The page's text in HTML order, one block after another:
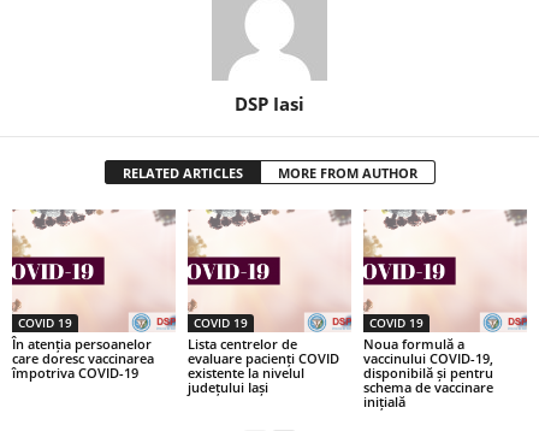
DSP Iasi
RELATED ARTICLES MORE FROM AUTHOR
COVID 19
În atenția persoanelor
care doresc vaccinarea
împotriva COVID-19
COVID 19
Lista centrelor de
evaluare pacienți COVID
existente la nivelul
județului Iași
COVID 19
Noua formulă a
vaccinului COVID-19,
disponibilă și pentru
schema de vaccinare
inițială